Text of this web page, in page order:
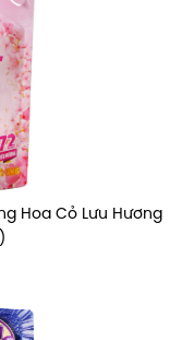
Hoa Cỏ Lưu Hương